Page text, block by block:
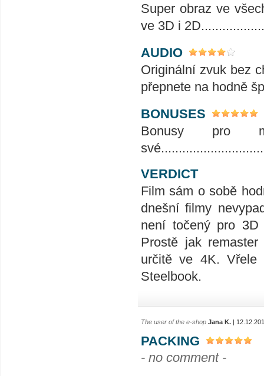
Super obraz ve
ve 3D i
AUDIO
Originální zvuk bez
přepnete na hodně
BONUSES
Bonusy pro
VERDICT
Film sám o sobě
dnešní filmy
není točený pro 3D
Prostě jak
určitě ve 4K. Vřele
Steelbook.
The user of the e-shop Jana K. |
PACKING
- no comment -